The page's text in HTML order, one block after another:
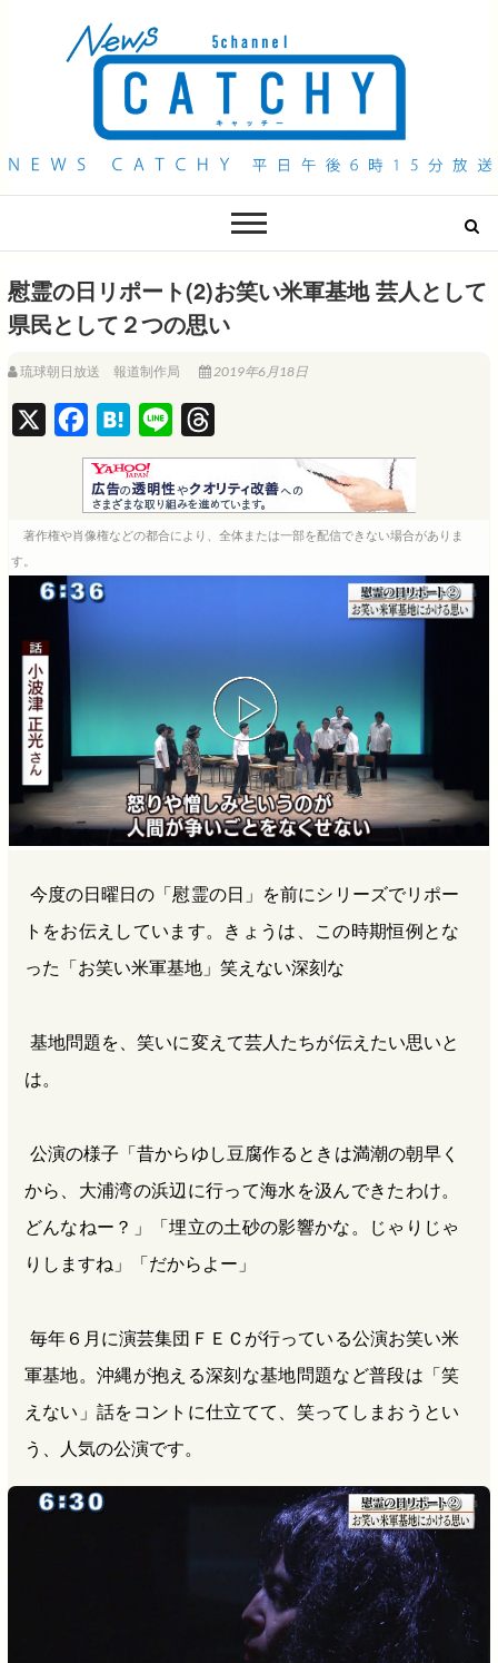
QAB NEWS Headline
慰霊の日リポート(2)お笑い米軍基地 芸人として
県民として２つの思い
琉球朝日放送 報道制作局 2019年6月18日
a
c
e
o
H
a
t
e
i
n
e
h
r
e
著作権や肖像権などの都合により、全体または一部を配信できない場合がありま
す。
今度の日曜日の「慰霊の日」を前にシリーズでリポー
トをお伝えしています。きょうは、この時期恒例とな
った「お笑い米軍基地」笑えない深刻な
基地問題を、笑いに変えて芸人たちが伝えたい思いと
は。
公演の様子「昔からゆし豆腐作るときは満潮の朝早く
から、大浦湾の浜辺に行って海水を汲んできたわけ。
どんなねー？」「埋立の土砂の影響かな。じゃりじゃ
りしますね」「だからよー」
毎年６月に演芸集団ＦＥＣが行っている公演お笑い米
軍基地。沖縄が抱える深刻な基地問題など普段は「笑
えない」話をコントに仕立てて、笑ってしまおうとい
う、人気の公演です。